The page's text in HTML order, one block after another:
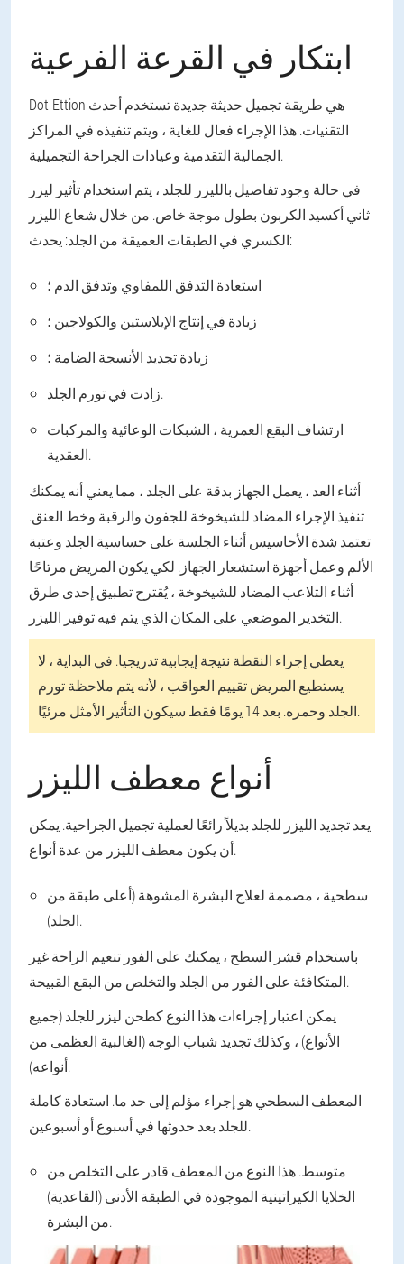
ابتكار في القرعة الفرعية
Dot-Ettion هي طريقة تجميل حديثة جديدة تستخدم أحدث
التقنيات. هذا الإجراء فعال للغاية ، ويتم تنفيذه في المراكز
الجمالية التقدمية وعيادات الجراحة التجميلية.
في حالة وجود تفاصيل بالليزر للجلد ، يتم استخدام تأثير ليزر
ثاني أكسيد الكربون بطول موجة خاص. من خلال شعاع الليزر
الكسري في الطبقات العميقة من الجلد: يحدث:
استعادة التدفق اللمفاوي وتدفق الدم ؛
زيادة في إنتاج الإيلاستين والكولاجين ؛
زيادة تجديد الأنسجة الضامة ؛
زادت في تورم الجلد.
ارتشاف البقع العمرية ، الشبكات الوعائية والمركبات
العقدية.
أثناء العد ، يعمل الجهاز بدقة على الجلد ، مما يعني أنه يمكنك
تنفيذ الإجراء المضاد للشيخوخة للجفون والرقبة وخط العنق.
تعتمد شدة الأحاسيس أثناء الجلسة على حساسية الجلد وعتبة
الألم وعمل أجهزة استشعار الجهاز. لكي يكون المريض مرتاحًا
أثناء التلاعب المضاد للشيخوخة ، يُقترح تطبيق إحدى طرق
التخدير الموضعي على المكان الذي يتم فيه توفير الليزر.
يعطي إجراء النقطة نتيجة إيجابية تدريجيا. في البداية ، لا
يستطيع المريض تقييم العواقب ، لأنه يتم ملاحظة تورم
الجلد وحمره. بعد 14 يومًا فقط سيكون التأثير الأمثل مرئيًا.
أنواع معطف الليزر
يعد تجديد الليزر للجلد بديلاً رائعًا لعملية تجميل الجراحية. يمكن
أن يكون معطف الليزر من عدة أنواع.
سطحية ، مصممة لعلاج البشرة المشوهة (أعلى طبقة من
الجلد).
باستخدام قشر السطح ، يمكنك على الفور تنعيم الراحة غير
المتكافئة على الفور من الجلد والتخلص من البقع القبيحة.
يمكن اعتبار إجراءات هذا النوع كطحن ليزر للجلد (جميع
الأنواع) ، وكذلك تجديد شباب الوجه (الغالبية العظمى من
أنواعه).
المعطف السطحي هو إجراء مؤلم إلى حد ما. استعادة كاملة
للجلد بعد حدوثها في أسبوع أو أسبوعين.
متوسط. هذا النوع من المعطف قادر على التخلص من
الخلايا الكيراتينية الموجودة في الطبقة الأدنى (القاعدية)
من البشرة.